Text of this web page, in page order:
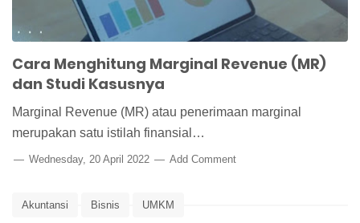
Cara Menghitung Marginal Revenue (MR)
dan Studi Kasusnya
Marginal Revenue (MR) atau penerimaan marginal
merupakan satu istilah finansial…
Wednesday, 20 April 2022 Add Comment
Akuntansi Bisnis UMKM